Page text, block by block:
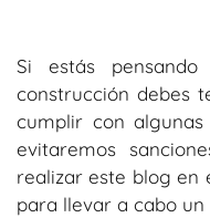
Si estás
construcción debes
cumplir con
evitaremos
realizar este blog en
para llevar a cabo